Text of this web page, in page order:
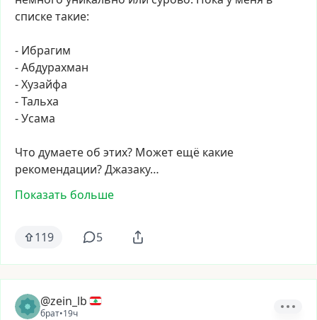
спискетакие:
- Ибрагим
-Абдурахман
-Хузайфа
-Тальха
-Усама
Что думаете об этих? Может ещё какие
рекомендации?Джазаку…
Показать больше
119 5
@zein_lb
брат•19ч